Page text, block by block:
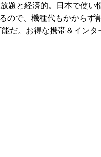
題と経済的。日本で使
ので、機種代もかからず
だ。お得な携帯＆インタ